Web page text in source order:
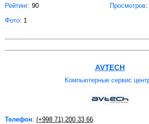
Рейтинг: 90 Просмотров:
Фото: 1
AVTECH
Компьютерные сервис
Телефон: (+998 71) 200 33 66